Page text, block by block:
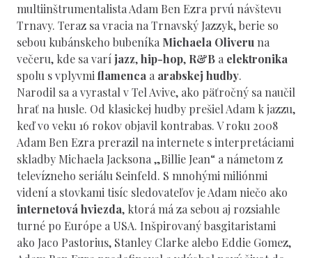
multiinštrumentalista Adam Ben Ezra prvú návštevu
Trnavy. Teraz sa vracia na Trnavský Jazzyk, berie so
sebou kubánskeho bubeníka Michaela Oliveru na
večeru, kde sa varíjazz,hip-hop, R&B a elektronika
spolu s vplyvmi flamenca a arabskej hudby.
Narodil sa a vyrastal v Tel Avive, ako päťročný sa naučil
hrať na husle. Od klasickej hudby prešiel Adam k jazzu,
keď vo veku 16 rokov objavil kontrabas. V roku 2008
Adam Ben Ezra prerazil na internete s interpretáciami
skladby Michaela Jacksona „Billie Jean“ a námetom z
televízneho seriálu Seinfeld. S mnohými miliónmi
videní a stovkami tisíc sledovateľov je Adam niečo ako
internetová hviezda, ktorá má za sebou aj rozsiahle
turné po Európe a USA. Inšpirovaný basgitaristami
ako Jaco Pastorius, Stanley Clarke alebo Eddie Gomez,